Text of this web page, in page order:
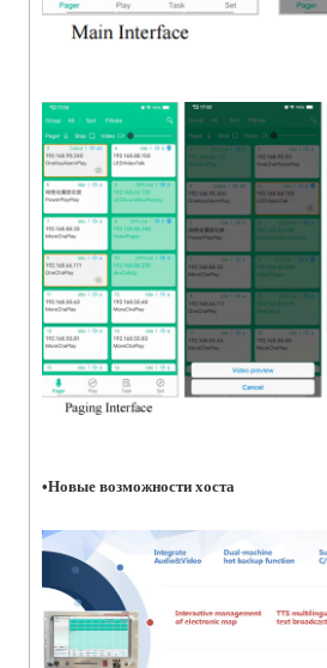
•Новые возможности хоста